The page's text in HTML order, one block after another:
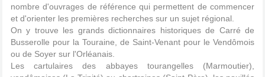
nombre d'ouvrages de référence qui permettent de commencer
et d'orienter les premières recherches sur un sujet régional.
On y trouve les grands dictionnaires historiques de Carré de
Busserolle pour la Touraine, de Saint-Venant pour le Vendômois
ou de Soyer sur l'Orléanais.
Les cartulaires des abbayes tourangelles (Marmoutier),